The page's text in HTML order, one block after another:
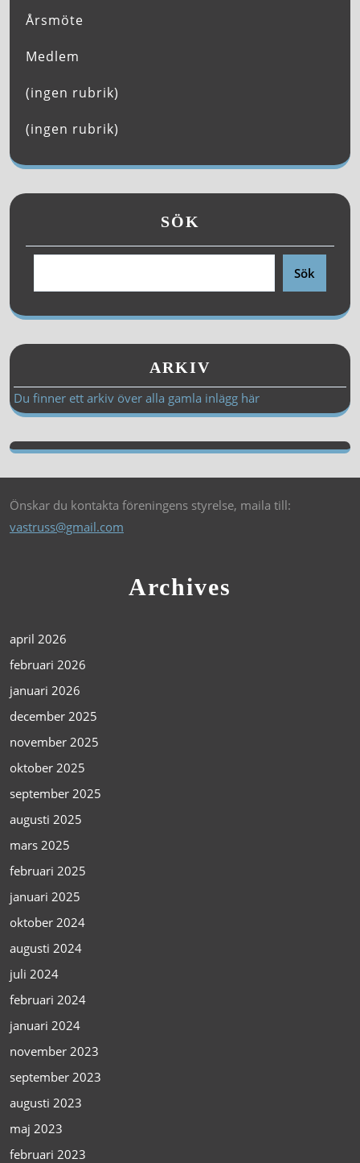
Årsmöte
Medlem
(ingen rubrik)
(ingen rubrik)
SÖK
Sök
ARKIV
Du finner ett arkiv över alla gamla inlägg här
Önskar du kontakta föreningens styrelse, maila till:
vastruss@gmail.com
Archives
april 2026
februari 2026
januari 2026
december 2025
november 2025
oktober 2025
september 2025
augusti 2025
mars 2025
februari 2025
januari 2025
oktober 2024
augusti 2024
juli 2024
februari 2024
januari 2024
november 2023
september 2023
augusti 2023
maj 2023
februari 2023